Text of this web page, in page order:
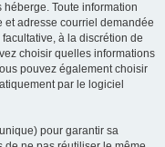
Toute information
et adresse courriel demandée
à la discrétion de
choisir quelles informations
pouvez également choisir
par le logiciel
pour garantir sa